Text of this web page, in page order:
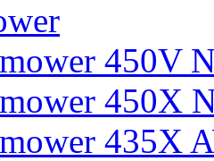
450V
450X
435X